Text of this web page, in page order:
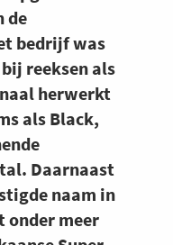
de
bedrijf was
reeksen als
herwerkt
als Black,
Daarnaast
naam in
onder meer